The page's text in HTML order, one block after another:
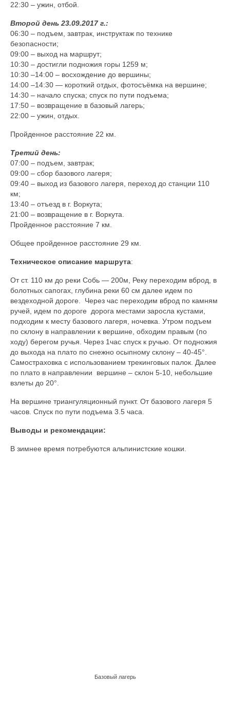
22:30 – ужин, отбой.
Второй день 23.09.2017 г.:
06:30 – подъем, завтрак, инструктаж по технике
безопасности;
09:00 – выход на маршрут;
10:30 – достигли подножия горы 1259 м;
10:30 –14:00 – восхождение до вершины;
14:00 –14:30 — короткий отдых, фотосъёмка на вершине;
14:30 – начало спуска; спуск по пути подъема;
17:50 – возвращение в базовый лагерь;
22:00 – ужин, отдых.
Пройденное расстояние 22 км.
Третий день:
07:00 – подъем, завтрак;
09:00 – сбор базового лагеря;
09:40 – выход из базового лагеря, переход до станции 110
км;
13:40 – отъезд в г. Воркута;
21:00 – возвращение в г. Воркута.
Пройденное расстояние 7 км.
Общее пройденное расстояние 29 км.
Техническое описание маршрута:
От ст. 110 км до реки Собь — 200м, Реку переходим вброд, в
болотных сапогах, глубина реки 60 см далее идем по
вездеходной дороге. Через час переходим вброд по камням
ручей, идем по дороге дорога местами заросла кустами,
подходим к месту базового лагеря, ночевка. Утром подъем
по склону в направлении к вершине, обходим правым (по
ходу) берегом ручья. Через 1час спуск к ручью. От подножия
до выхода на плато по снежно осыпному склону – 40-45°.
Самостраховка с использованием трекинговых палок. Далее
по плато в направлении вершине – склон 5-10, небольшие
взлеты до 20°.
На вершине триангуляционный пункт. От базового лагеря 5
часов. Спуск по пути подъема 3.5 часа.
Выводы и рекомендации:
В зимнее время потребуются альпинистские кошки.
Базовый лагерь